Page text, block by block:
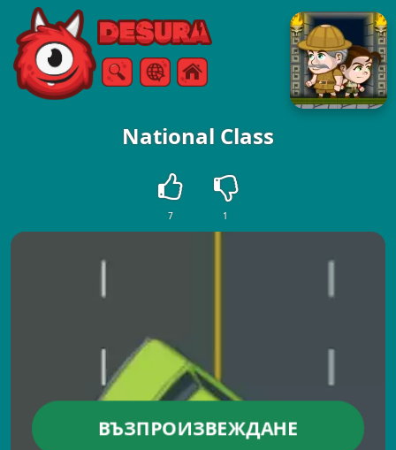
Free Online Games
ТърсенеМеню
National Class
7 1
ВЪЗПРОИЗВЕЖДАНЕ